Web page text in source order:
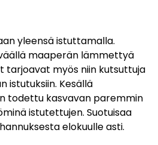
yleensä istuttamalla.
maaperän lämmettyä
tarjoavat myös niin kutsuttuja
istutuksiin. Kesällä
todettu kasvavan paremmin
istutettujen. Suotuisaa
elokuulle asti.